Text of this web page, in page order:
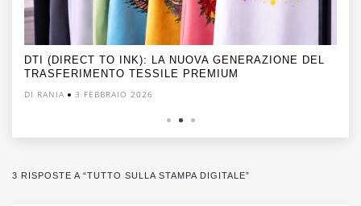
DTI (DIRECT TO INK): LA NUOVA GENERAZIONE DEL
TRASFERIMENTO TESSILE PREMIUM
DI RANIA 3 FEBBRAIO 2026
3 RISPOSTE A “TUTTO SULLA STAMPA DIGITALE”